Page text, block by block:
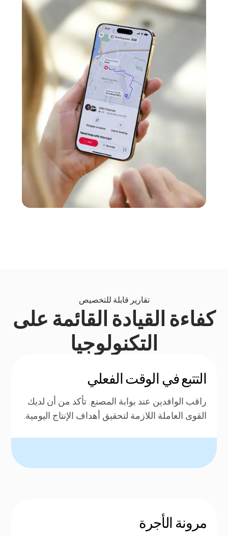
تقارير قابلة للتخصيص
كفاءة القيادة القائمة على
التكنولوجيا
التتبع في الوقت الفعلي
راقب الوافدين عند بوابة المصنع. تأكد من أن لديك
القوى العاملة اللازمة لتحقيق أهداف الإنتاج اليومية.
مرونة الأجرة